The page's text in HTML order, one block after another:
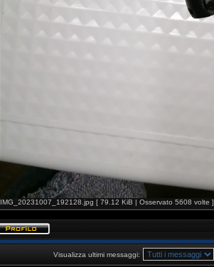
IMG_20231007_192128.jpg [ 79.12 KiB | Osservato 5608 volte ]
Visualizza ultimi messaggi: